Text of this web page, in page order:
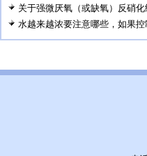
关于强微厌氧（或缺氧）反硝
水越来越浓要注意哪些，如果